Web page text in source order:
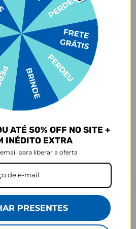
dá uma conferida no modelo do
geralmente têm telas maiores que as
se de que o seu escolhido vai
olho e escolha certinho para tudo
😎📱
o produto final pode sofrer uma
consumidores
ATÉ 50% OFF NO SITE +
INÉDITO EXTRA
para liberar a oferta
PRESENTES